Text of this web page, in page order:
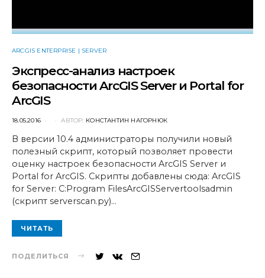
ARCGIS ENTERPRISE | SERVER
Экспресс-анализ настроек
безопасности ArcGIS Server и Portal for
ArcGIS
POSTED
18.05.2016 АВТОР: КОНСТАНТИН НАГОРНЮК
В версии 10.4 администраторы получили новый
полезный скрипт, который позволяет провести
оценку настроек безопасности ArcGIS Server и
Portal for ArcGIS. Скрипты добавлены сюда: ArcGIS
for Server: C:Program FilesArcGISServertoolsadmin
(скрипт serverscan.py)…
ЧИТАТЬ
ПОДЕЛИТЬСЯ